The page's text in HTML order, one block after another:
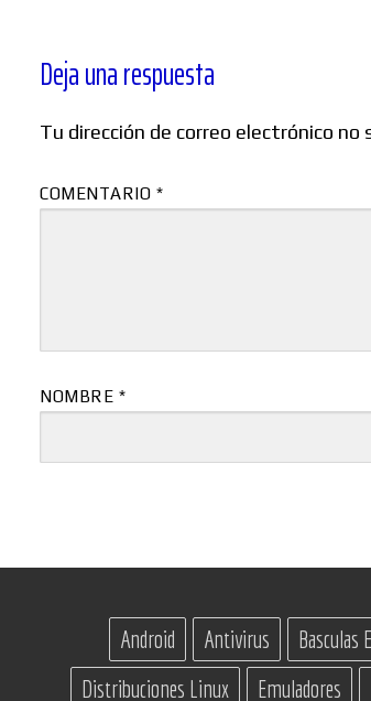
Deja una respuesta
Tu dirección de correo electrónico no
COMENTARIO *
NOMBRE *
Android Antivirus Basculas
Distribuciones Linux
Emuladores